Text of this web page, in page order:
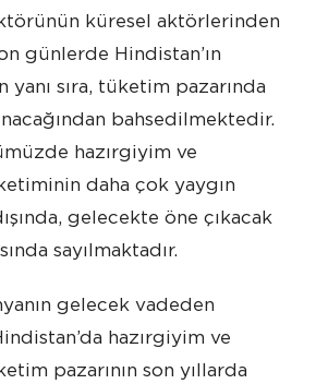
küresel aktörlerinden
günlerde Hindistan’ın
sıra, tüketim pazarında
bahsedilmektedir.
hazırgiyim ve
daha çok yaygın
gelecekte öne çıkacak
sayılmaktadır.
gelecek vadeden
hazırgiyim ve
pazarının son yıllarda